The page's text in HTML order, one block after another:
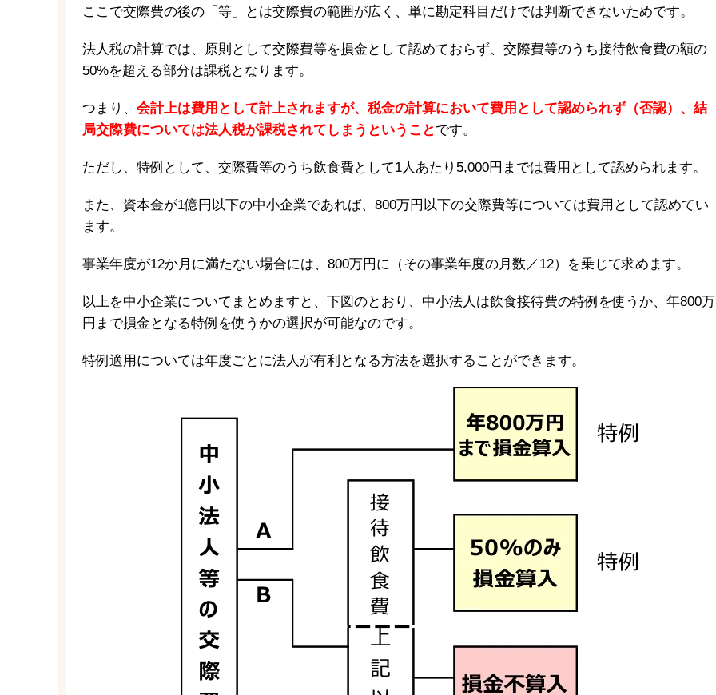
ここで交際費の後の「等」とは交際費の範囲が広く、単に勘定科目だけでは判断できないためです。
法人税の計算では、原則として交際費等を損金として認めておらず、交際費等のうち接待飲食費の額の
50%を超える部分は課税となります。
つまり、 会計上は費用として計上されますが、税金の計算において費用として認められず（否認）、結
局交際費については法人税が課税されてしまうということです。
ただし、特例として、交際費等のうち飲食費として1人あたり5,000円までは費用として認められます。
また、資本金が1億円以下の中小企業であれば、800万円以下の交際費等については費用として認めてい
ます。
事業年度が12か月に満たない場合には、800万円に（その事業年度の月数／12）を乗じて求めます。
以上を中小企業についてまとめますと、下図のとおり、中小法人は飲食接待費の特例を使うか、年800万
円まで損金となる特例を使うかの選択が可能なのです。
特例適用については年度ごとに法人が有利となる方法を選択することができます。